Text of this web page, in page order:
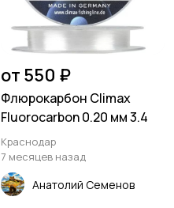
от 550 ₽
Флюрокарбон Climax
Fluorocarbon 0.20 мм 3.4
Краснодар
7 месяцев назад
Анатолий Семенов